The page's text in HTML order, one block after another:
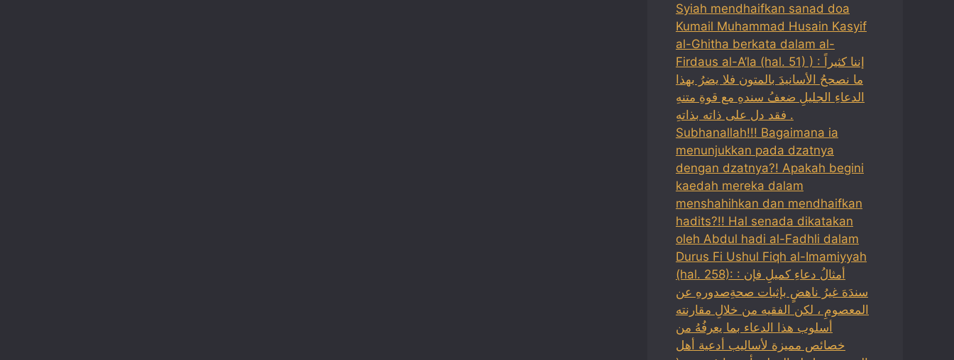
Syiah mendhaifkan sanad doa
Kumail Muhammad Husain Kasyif
al-Ghitha berkata dalam al-
Firdaus al-A’la (hal. 51) ) : إننا كثيراً
ما نصححُ الأسانيدَ بالمتون فلا يضرُ بهذا
الدعاءِ الجليلِ ضعفُ سندهِ مع قوةِ متنهِ
فقد دل على ذاته بذاتهِ .
Subhanallah!!! Bagaimana ia
menunjukkan pada dzatnya
dengan dzatnya?! Apakah begini
kaedah mereka dalam
menshahihkan dan mendhaifkan
hadits?!! Hal senada dikatakan
oleh Abdul hadi al-Fadhli dalam
Durus Fi Ushul Fiqh al-Imamiyyah
(hal. 258): : أمثالُ دعاءِ كميلِ فإن
سندَهَ غيرُ ناهضٍ بإثبات صحةِصدورهِ عن
المعصومِ ، لكن الفقيه من خلالِ مقارنته
أسلوب هذا الدعاء بما يعرفُهُ من
خصائص مميزة لأساليب أدعية أهل